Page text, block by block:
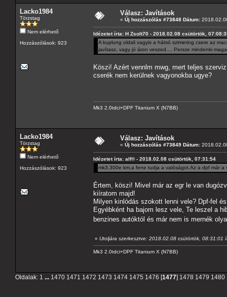
Lacko1984
Törzstag
Nem elérhető
Hozzászólások: 923
Válasz: Javítások
« Új hozzászólás #73848 Dátum:
Idézetet írta: H Zsolt70 - 2018.02.08 csütörtök,
A kuplung oldali vagyis a hátsó szimering csere az
javítasz, vagy jó áron veszed.... Persze mindenki
Köszi! Azért vennlm mwg, mert teljes
cserék nem kerülnek vagyonokba ugye?
Mk3 2.0tdci+DPF Titanium X (N7BB)
Lacko1984
Törzstag
Nem elérhető
Hozzászólások: 923
Válasz: Javítások
« Új hozzászólás #73849 Dátum:
Idézetet írta: alf® - 2018.02.08 csütörtök, 07:31:54
mk3,300e km,a fene tudja a valóságot.Az a dpf már
Értem, köszi! Mivel már az egr le van
kiíratom majd!
Milyen kinlódás szokott lenni vele? Dpf-fel
Egyébként ha bajom lesz vele, Te leszel a
benzines autóktól és már nem is mernék
« Utoljára szerkesztve: 2018.02.08 csütörtök, 08:31:01
Mk3 2.0tdci+DPF Titanium X (N7BB)
Oldalak: 1 ... 1470 1471 1472 1473 1474 1475 1476 [1477] 1478 1479 1480